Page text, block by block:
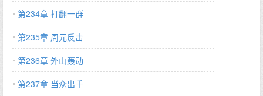
第234章 打翻一群
第235章 周元反击
第236章 外山轰动
第237章 当众出手